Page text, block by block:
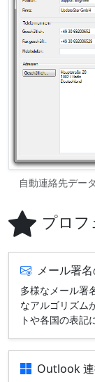
自動連絡先デー
プロ
メール署
多様なメール署
なアルゴリズム
トや各国の表記
Outlook